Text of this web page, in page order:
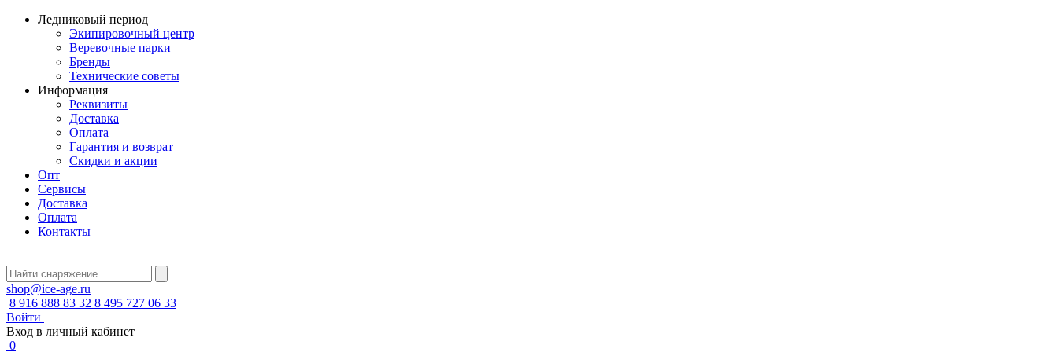
Ледниковый период
Экипировочный центр
Веревочные парки
Бренды
Технические советы
Информация
Реквизиты
Доставка
Оплата
Гарантия и возврат
Скидки и акции
Опт
Сервисы
Доставка
Оплата
Контакты
shop@ice-age.ru
8 916 888 83 32 8 495 727 06 33
Войти
Вход в личный кабинет
0